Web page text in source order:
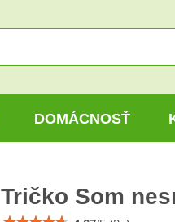
DOMÁCNOSŤ
Tričko Som